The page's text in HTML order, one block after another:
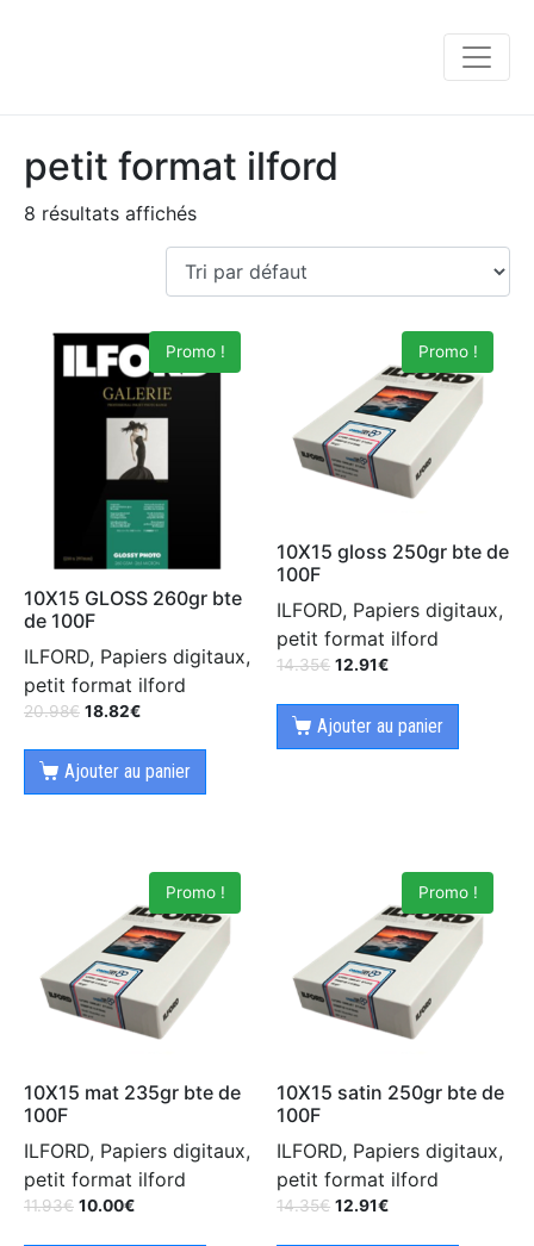
petit format ilford
8 résultats affichés
Promo !
10X15 GLOSS 260gr bte
de 100F
ILFORD, Papiers digitaux,
petit format ilford
20.98€ 18.82€
Ajouter au panier
Promo !
10X15 gloss 250gr bte de
100F
ILFORD, Papiers digitaux,
petit format ilford
14.35€ 12.91€
Ajouter au panier
Promo !
10X15 mat 235gr bte de
100F
ILFORD, Papiers digitaux,
petit format ilford
11.93€ 10.00€
Promo !
10X15 satin 250gr bte de
100F
ILFORD, Papiers digitaux,
petit format ilford
14.35€ 12.91€